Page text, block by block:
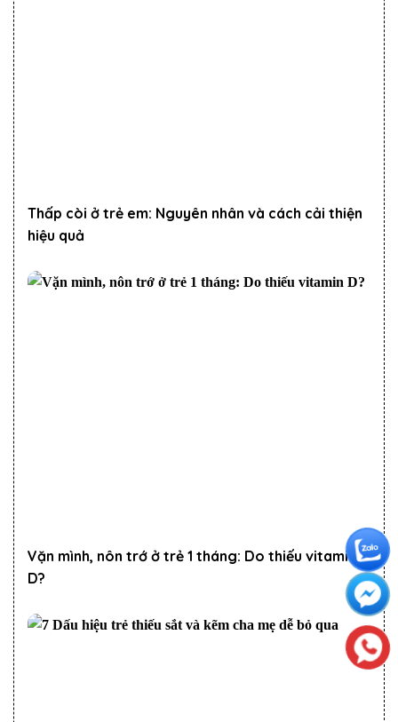
Thấp còi ở trẻ em: Nguyên nhân và cách cải thiện
hiệu quả
Vặn mình, nôn trớ ở trẻ 1 tháng: Do thiếu vitamin
D?